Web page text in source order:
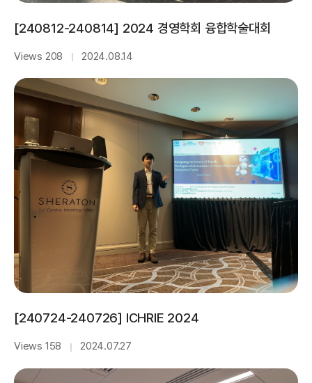
[240812-240814] 2024 경영학회 융합학술대회
Views 208 ｜ 2024.08.14
[240724-240726] ICHRIE 2024
Views 158 ｜ 2024.07.27